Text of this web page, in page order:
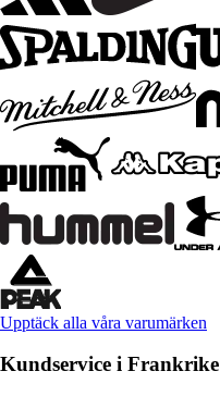
Upptäck alla våra varumärken
Kundservice i Frankrike